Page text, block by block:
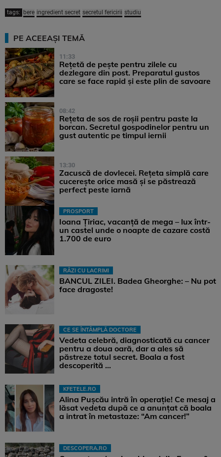
tags: bere ingredient secret secretul fericirii studiu
PE ACEEAȘI TEMĂ
11:33
Rețetă de pește pentru zilele cu
dezlegare din post. Preparatul gustos
care se face rapid și este plin de savoare
08:42
Rețeta de sos de roșii pentru paste la
borcan. Secretul gospodinelor pentru un
gust autentic pe timpul iernii
13:30
Zacuscă de dovlecei. Rețeta simplă care
cucerește orice masă și se păstrează
perfect peste iarnă
PROSPORT
Ioana Țiriac, vacanță de mega – lux într-
un castel unde o noapte de cazare costă
1.700 de euro
RÂZI CU LACRIMI
BANCUL ZILEI. Badea Gheorghe: – Nu pot
face dragoste!
CE SE ÎNTÂMPLĂ DOCTORE
Vedeta celebră, diagnosticată cu cancer
pentru a doua oară, dar a ales să
păstreze totul secret. Boala a fost
descoperită ...
KFETELE.RO
Alina Pușcău intră în operație! Ce mesaj a
lăsat vedeta după ce a anunțat că boala
a intrat în metastaze: “Am cancer!”
DESCOPERA.RO